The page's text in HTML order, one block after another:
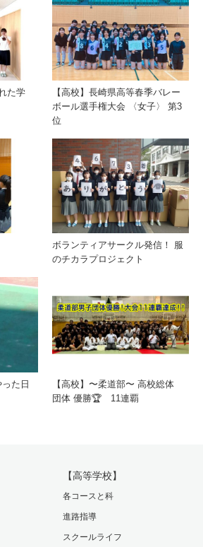
た学
【高校】長崎県高等春季バレー
ボール選手権大会 〈女子〉 第3
位
ボランティアサークル発信！ 服
のチカラプロジェクト
た日
【高校】〜柔道部〜 高校総体
団体 優勝🏆 11連覇
【高等学校】
各コースと科
進路指導
スクールライフ